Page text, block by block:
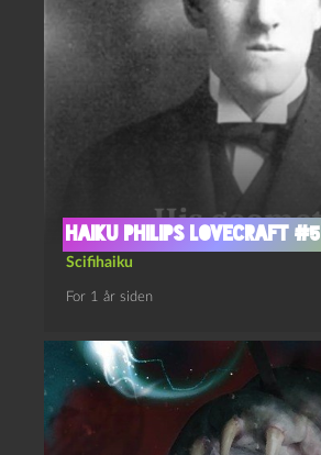
Haiku Philips Lovecraft #5
Scifihaiku
For 1 år siden